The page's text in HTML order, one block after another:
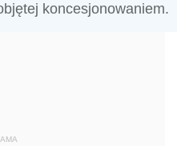
koncesjonowaniem.